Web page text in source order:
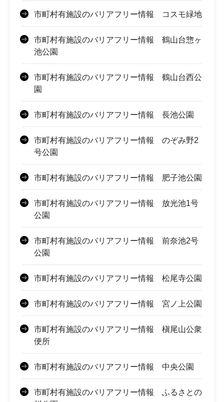
市町村有施設のバリアフリー情報 コスモ緑地
市町村有施設のバリアフリー情報 鶴山台惣ヶ
池公園
市町村有施設のバリアフリー情報 鶴山台西公
園
市町村有施設のバリアフリー情報 長池公園
市町村有施設のバリアフリー情報 のぞみ野2
号公園
市町村有施設のバリアフリー情報 肥子池公園
市町村有施設のバリアフリー情報 放光池1号
公園
市町村有施設のバリアフリー情報 前奈池2号
公園
市町村有施設のバリアフリー情報 松尾寺公園
市町村有施設のバリアフリー情報 宮ノ上公園
市町村有施設のバリアフリー情報 槇尾山公衆
便所
市町村有施設のバリアフリー情報 中央公園
市町村有施設のバリアフリー情報 ふるさとの